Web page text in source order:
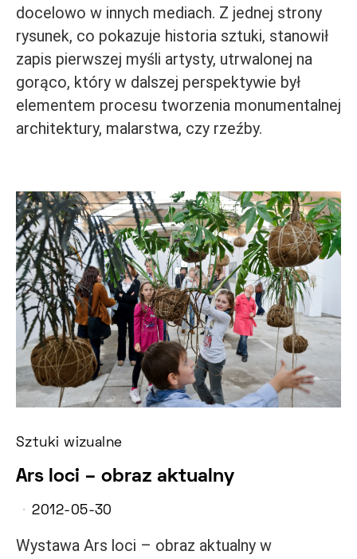
docelowo w innych mediach. Z jednej strony
rysunek, co pokazuje historia sztuki, stanowił
zapis pierwszej myśli artysty, utrwalonej na
gorąco, który w dalszej perspektywie był
elementem procesu tworzenia monumentalnej
architektury, malarstwa, czy rzeźby.
Sztuki wizualne
Ars loci – obraz aktualny
2012-05-30
Wystawa Ars loci – obraz aktualny w